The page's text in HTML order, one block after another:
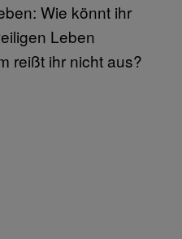
Wie könnt ihr
Leben
reißt ihr nicht aus?